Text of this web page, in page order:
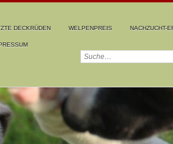
DECKRÜDEN WELPENPREIS NACHZUCHT-